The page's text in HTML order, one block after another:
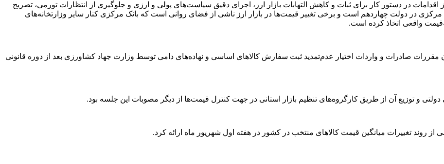
در دستور کار برای ثبات و کاهش التهابات بازار ارز، اجرای دقیق سیاست‌های پولی و ارزی و جلوگیری از انتظارات تورمی، تصریح
در دولت چهاردهم است و برخی تغییر قیمت‌ها در بازار ارز ناشی از فضای روانی است که بانک مرکزی کنار سایر وزارتخانه‌های
واقعی اتخاذ کرده است.
(۴) ماده (۴۰) آیین‌نامه اجرایی قانون مقررات صادرات و واردات اختیار عدم‌تمدید ثبت سفارش کالا‌های اساسی و نهاده‌های دامی توسط وزارت جهاد کشاورزی بعد از دوره قانونی
روند تغییرات میانگین قیمت کالا‌های منتخب در کشور در هفته اول شهریور ماه ارائه کرد.